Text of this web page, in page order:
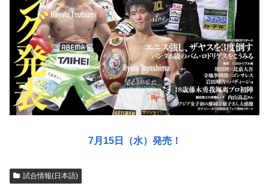
7月15日（水）発売！
試合情報(日本語)